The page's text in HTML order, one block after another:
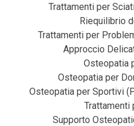
Trattamenti per
Riequilibrio
Trattamenti per
Approccio
Osteopatia
Osteopatia per
Osteopatia per Sportivi
Trattamenti
Supporto